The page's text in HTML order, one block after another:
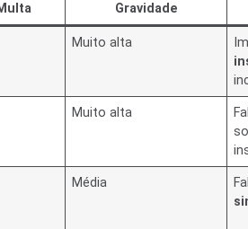
Gravidade
Muito alta
Muito alta
Média